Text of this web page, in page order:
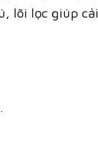
lõi lọc giúp cải